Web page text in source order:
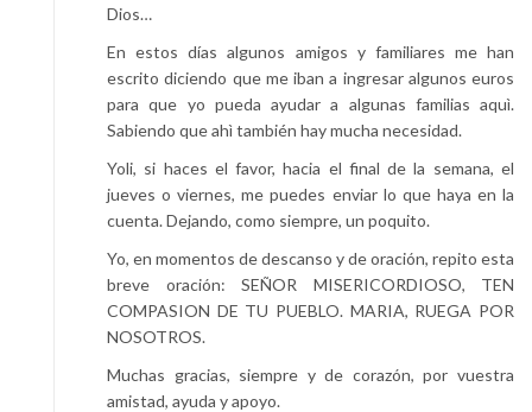
Dios…
En estos días algunos amigos y familiares me han
escrito diciendo que me iban a ingresar algunos euros
para que yo pueda ayudar a algunas familias aquì.
Sabiendo que ahì también hay mucha necesidad.
Yoli, si haces el favor, hacia el final de la semana, el
jueves o viernes, me puedes enviar lo que haya en la
cuenta. Dejando, como siempre, un poquito.
Yo, en momentos de descanso y de oración, repito esta
breve oración: SEÑOR MISERICORDIOSO, TEN
COMPASION DE TU PUEBLO. MARIA, RUEGA POR
NOSOTROS.
Muchas gracias, siempre y de corazón, por vuestra
amistad, ayuda y apoyo.